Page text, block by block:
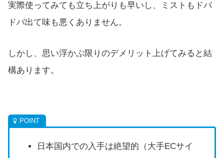
実際使ってみても立ち上がりも早いし、ミストもドバ
ドバ出て味も悪くありません。
しかし、思い浮かぶ限りのデメリット上げてみると結
構あります。
日本国内での入手は絶望的（大手ECサイ